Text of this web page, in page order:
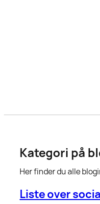
Kategori på
Her finder du alle
Liste over